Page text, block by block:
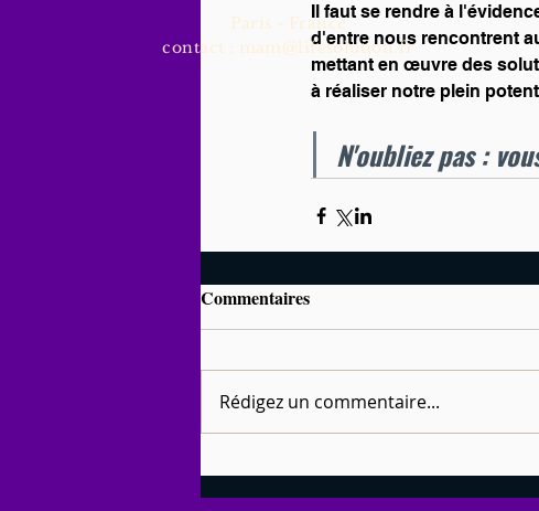
Il faut se rendre à
d'entre nous rencontrent
mettant en œuvre des
à réaliser notre plein
N'oubliez pas :
Commentaires
Rédigez un commentaire...
Paris - France
contact : mam@lifesolution.fr